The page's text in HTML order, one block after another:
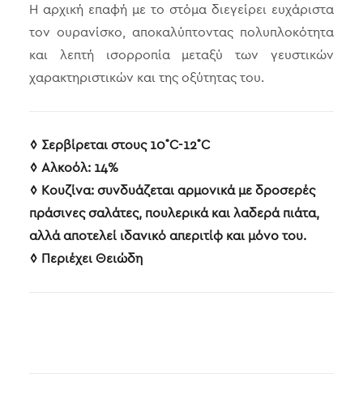
Η αρχική επαφή με το στόμα διεγείρει ευχάριστα
τον ουρανίσκο, αποκαλύπτοντας πολυπλοκότητα
και λεπτή ισορροπία μεταξύ των γευστικών
χαρακτηριστικών και της οξύτητας του.
◊ Σερβίρεται στους 10˚C-12˚C
◊ Aλκοόλ: 14%
◊ Κουζίνα: συνδυάζεται αρμονικά με δροσερές
πράσινες σαλάτες, πουλερικά και λαδερά πιάτα,
αλλά αποτελεί ιδανικό απεριτίφ και μόνο του.
◊ Περιέχει Θειώδη